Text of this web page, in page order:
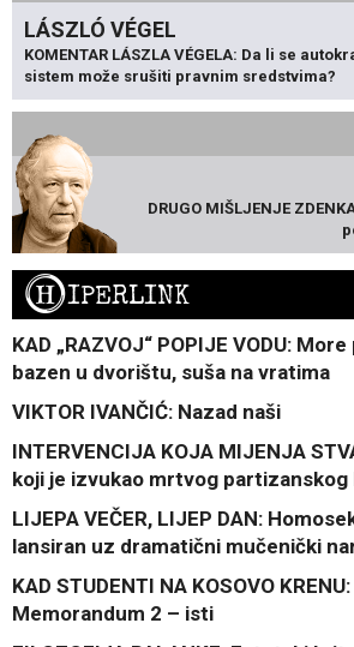
LÁSZLÓ VÉGEL
KOMENTAR LÁSZLA VÉGELA: Da li se
sistem može srušiti pravnim sredstvima?
DRUGO MIŠLJENJE
HIPERLINK
KAD „RAZVOJ“ POPIJE VODU:
bazen u dvorištu, suša na vratima
VIKTOR IVANČIĆ: Nazad naši
INTERVENCIJA KOJA MIJENJA
koji je izvukao mrtvog partizanskog
LIJEPA VEČER, LIJEP DAN:
lansiran uz dramatični mučenički
KAD STUDENTI NA KOSOVO
Memorandum 2 – isti